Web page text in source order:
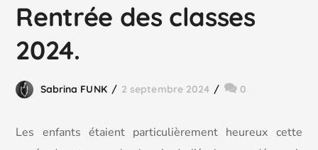
Rentrée des classes
2024.
Sabrina FUNK 2 septembre 2024 0
Les enfants étaient particulièrement heureux cette